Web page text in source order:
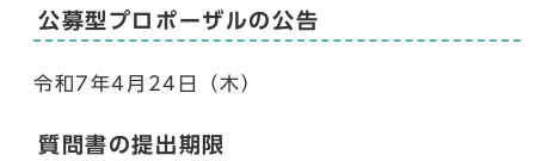
公募型プロポーザルの公告
令和7年4月24日（木）
質問書の提出期限